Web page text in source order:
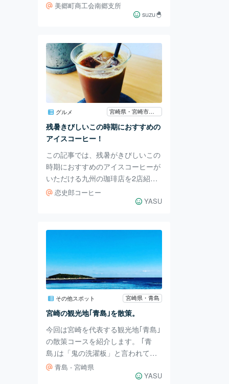
◎ 安定の絶景でした.*🍃 真冬でし
たけどキレイなので ついつい長居
ps://www.asoview.com/spot/45423a
b2080130852/ 美郷町での宿泊情報
はこちら↓ https://www.town.miyaza
ki-misato.lg.jp/kiji00349/index.html
今の時期では
美郷町商工会南郷支所
suzu🐣
グルメ 宮崎県・宮崎市・日南
残暑きびしいこの時期におすすめの
アイスコーヒー！
この記事では、残暑がきびしいこの
時期におすすめのアイスコーヒーが
いただける九州の珈琲店を2店紹介
します。 まず1軒目は宮崎県宮崎市
の｢恋史郎コーヒー｣です。こちらは
の合間に立ち寄るのにピッタリで
す。 おすすめは｢黒ビールのような
味わい｣というコメントの｢アイスコ
ーヒー｣。乾いた喉にしみわたり、
ほのかにカボスの香りがする爽快感
がある｢アイスコーヒー｣です。 ｢恋
史郎コーヒ
恋史郎コーヒー
YASU
その他スポット 宮崎県・青島
宮崎の観光地｢青島｣を散策。
今回は宮崎を代表する観光地｢青島｣
の散策コースを紹介します。 ｢青
島｣は「鬼の洗濯板」と言われてい
る奇岩に囲まれた周囲1.5キロほど
の亜熱帯植物が生い茂る神秘的な島
青島 - 宮崎県
YASU